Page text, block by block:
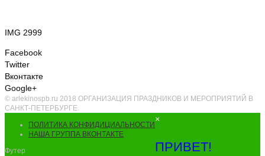
IMG 2999
Facebook
Twitter
Вконтакте
Google+
© arlekinospb.ru 2018 ОРГАНИЗАЦИЯ ПРАЗДНИКОВ И МЕРОПРИЯТИЙ В
САНКТ-ПЕТЕРБУРГЕ.
ПОЛИТИКА КОНФИДИЦИАЛЬНОСТИ
НАША ГРУППА ВКОНТАКТЕ
Футер
×
ПРИВЕТ!